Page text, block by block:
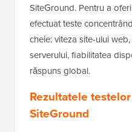
SiteGround. Pentru a
efectuat teste
cheie: viteza site-ului
serverului, fiabilitatea
răspuns global.
Rezultatele
SiteGround